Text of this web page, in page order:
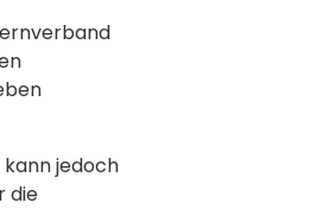
jedoch
die